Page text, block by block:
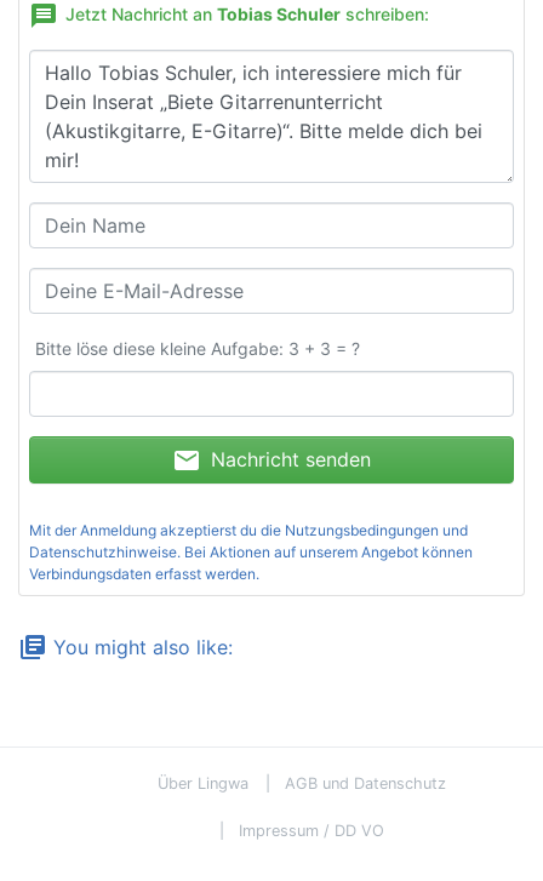
message Jetzt Nachricht an Tobias Schuler schreiben:
Bitte löse diese kleine Aufgabe: 3 + 3 = ?
mail Nachricht senden
Mit der Anmeldung akzeptierst du die Nutzungsbedingungen und
Datenschutzhinweise. Bei Aktionen auf unserem Angebot können
Verbindungsdaten erfasst werden.
library_books You might also like:
Über Lingwa AGB und Datenschutz
Impressum / DD VO